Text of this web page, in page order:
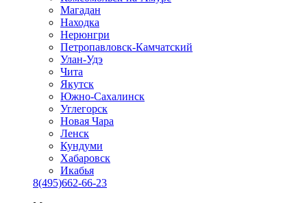
Магадан
Находка
Нерюнгри
Петропавловск-Камчатский
Улан-Удэ
Чита
Якутск
Южно-Сахалинск
Углегорск
Новая Чара
Ленск
Кундуми
Хабаровск
Икабья
8(495)662-66-23